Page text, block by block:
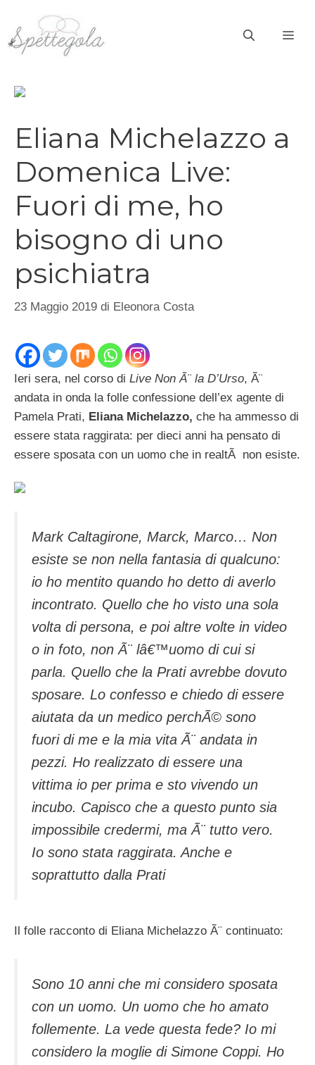
contenuto
Eliana Michelazzo a
Domenica Live:
Fuori di me, ho
bisogno di uno
psichiatra
23 Maggio 2019 di Eleonora Costa
Ieri sera, nel corso di Live Non Ã¨ la D’Urso, Ã¨
andata in onda la folle confessione dell’ex agente di
Pamela Prati, Eliana Michelazzo, che ha ammesso di
essere stata raggirata: per dieci anni ha pensato di
essere sposata con un uomo che in realtÃ non esiste.
Mark Caltagirone, Marck, Marco… Non
esiste se non nella fantasia di qualcuno:
io ho mentito quando ho detto di averlo
incontrato. Quello che ho visto una sola
volta di persona, e poi altre volte in video
o in foto, non Ã¨ lâ€™uomo di cui si
parla. Quello che la Prati avrebbe dovuto
sposare. Lo confesso e chiedo di essere
aiutata da un medico perchÃ© sono
fuori di me e la mia vita Ã¨ andata in
pezzi. Ho realizzato di essere una
vittima io per prima e sto vivendo un
incubo. Capisco che a questo punto sia
impossibile credermi, ma Ã¨ tutto vero.
Io sono stata raggirata. Anche e
soprattutto dalla Prati
Il folle racconto di Eliana Michelazzo Ã¨ continuato:
Sono 10 anni che mi considero sposata
con un uomo. Un uomo che ho amato
follemente. La vede questa fede? Io mi
considero la moglie di Simone Coppi. Ho